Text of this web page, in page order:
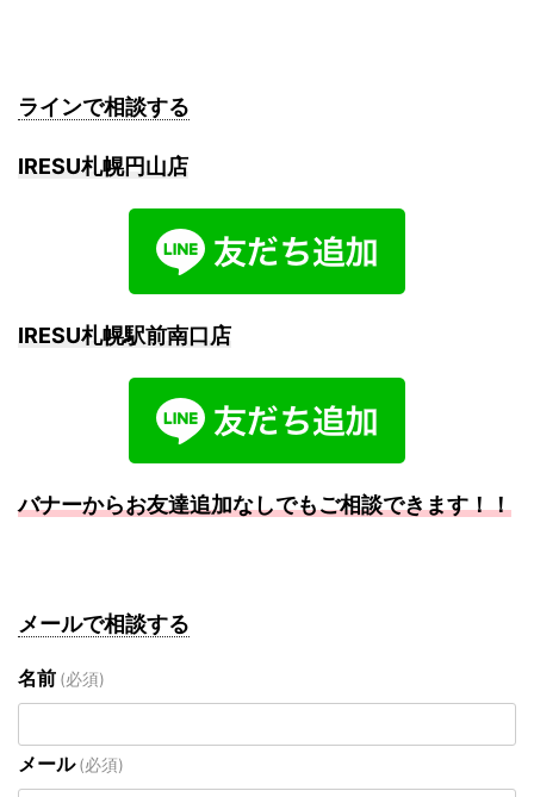
ラインで相談する
IRESU札幌円山店
IRESU札幌駅前南口店
バナーからお友達追加なしでもご相談できます！！
メールで相談する
名前 (必須)
メール (必須)